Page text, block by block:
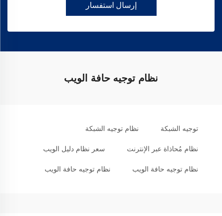
إرسال استفسار
نظام توجيه حافة الويب
توجيه الشبكة نظام توجيه الشبكة
نظام مُحاذاة عبر الإنترنت سعر نظام دليل الويب
نظام توجيه حافة الويب نظام توجيه حافة الويب